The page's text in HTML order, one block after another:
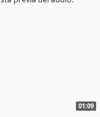
01:09